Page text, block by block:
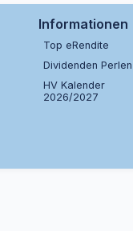
Informationen
Top eRendite
Dividenden Perlen
HV Kalender
2026/2027